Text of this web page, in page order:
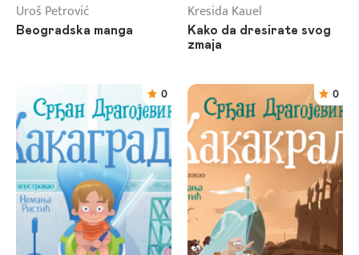
Uroš Petrović
Beogradska manga
Kresida Kauel
Kako da dresirate svog
zmaja
0 0